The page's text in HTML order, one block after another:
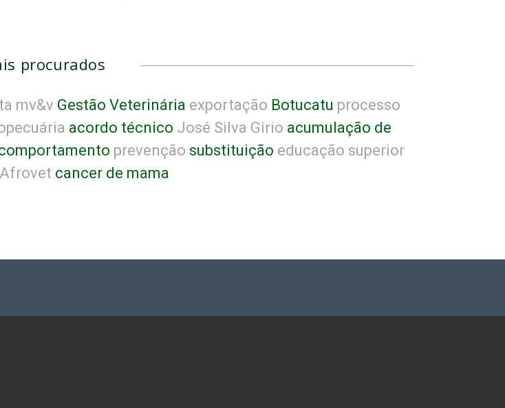
procurados
mv&v Gestão Veterinária exportação Botucatu processo
acordo técnico José Silva Girio acumulação de
prevenção substituição educação superior
Afrovet cancer de mama